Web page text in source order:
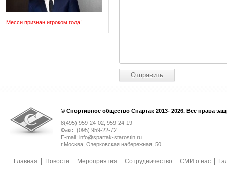
Месси признан игроком года!
© Спортивное общество Спартак 2013- 2026. Все права
8(495) 959-24-02, 959-24-19
Факс: (095) 959-22-72
E-mail: info@spartak-starostin.ru
г.Москва, Озерковская набережная, 50
Главная Новости Мероприятия Сотрудничество СМИ о нас